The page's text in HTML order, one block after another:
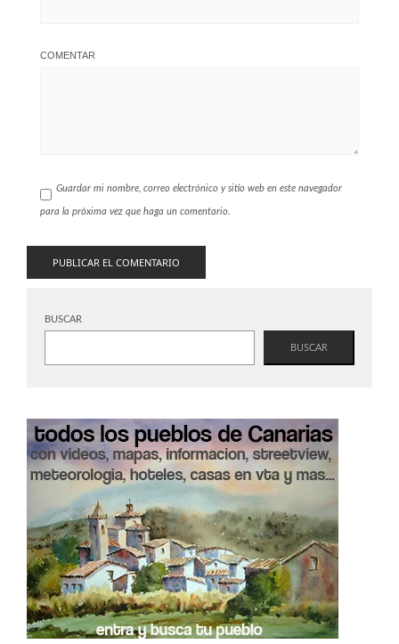
COMENTAR
Guardar mi nombre, correo electrónico y sitio web en este navegador
para la próxima vez que haga un comentario.
BUSCAR
BUSCAR